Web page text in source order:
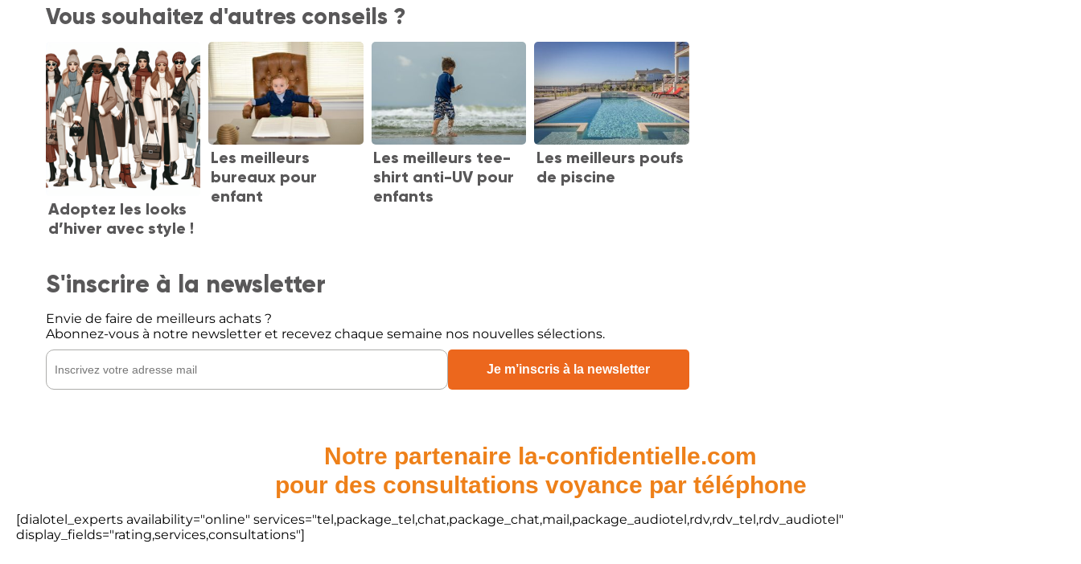
Vous souhaitez d'autres conseils ?
Adoptez les looks
d’hiver avec style !
Les meilleurs
bureaux pour
enfant
Les meilleurs tee-
shirt anti-UV pour
enfants
Les meilleurs poufs
de piscine
S'inscrire à la newsletter
Envie de faire de meilleurs achats ?
Abonnez-vous à notre newsletter et recevez chaque semaine nos nouvelles sélections.
Notre partenaire la-confidentielle.com
pour des consultations voyance par téléphone
[dialotel_experts availability="online" services="tel,package_tel,chat,package_chat,mail,package_audiotel,rdv,rdv_tel,rdv_audiotel"
display_fields="rating,services,consultations"]